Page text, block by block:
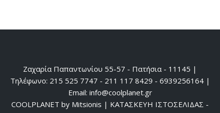
Ζαχαρία Παπαντωνίου 55-57 - Πατήσια - 11145 |
Τηλέφωνο: 215 525 7747 - 211 117 8429 - 6939256164 |
Email: info@coolplanet.gr
COOLPLANET by Mitsionis | ΚΑΤΑΣΚΕΥΗ ΙΣΤΟΣΕΛΙΔΑΣ -